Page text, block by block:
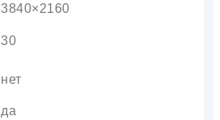
3840×2160
30
нет
да